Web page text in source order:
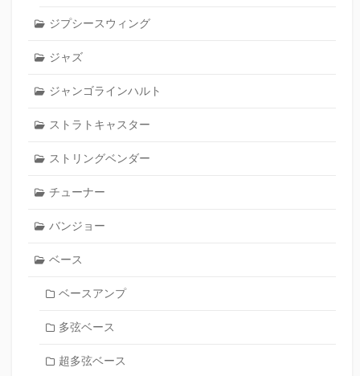
ジプシースウィング
ジャズ
ジャンゴラインハルト
ストラトキャスター
ストリングベンダー
チューナー
バンジョー
ベース
ベースアンプ
多弦ベース
超多弦ベース